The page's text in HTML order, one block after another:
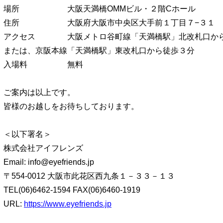
場所 大阪天満橋OMMビル・２階Cホール
住所 大阪府大阪市中央区大手前１丁目７−３１
アクセス 大阪メトロ谷町線「天満橋駅」北改札口か
または、京阪本線「天満橋駅」東改札口から徒歩３分
入場料 無料
ご案内は以上です。
皆様のお越しをお待ちしております。
＜以下署名＞
株式会社アイフレンズ
Email: info@eyefriends.jp
〒554-0012 大阪市此花区西九条１－３３－１３
TEL(06)6462-1594 FAX(06)6460-1919
URL: https://www.eyefriends.jp